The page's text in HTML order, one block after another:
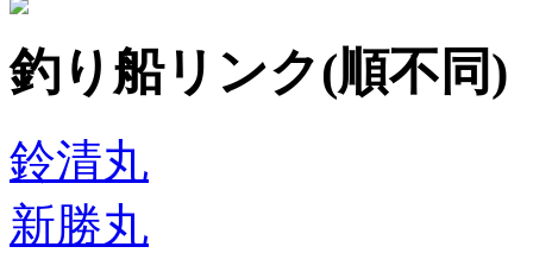
釣り船リンク(順不同)
鈴清丸
新勝丸